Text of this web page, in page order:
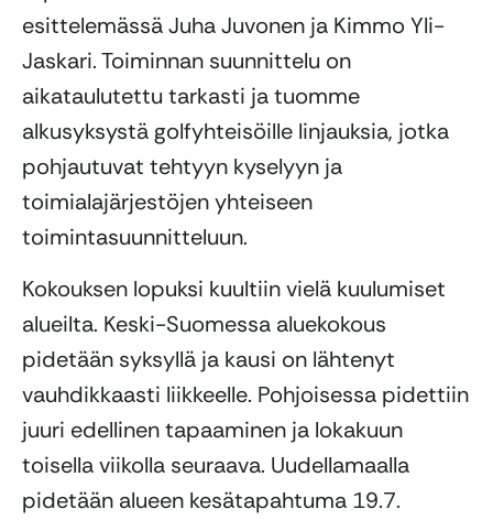
esittelemässä Juha Juvonen ja Kimmo Yli-
Jaskari. Toiminnan suunnittelu on
aikataulutettu tarkasti ja tuomme
alkusyksystä golfyhteisöille linjauksia, jotka
pohjautuvat tehtyyn kyselyyn ja
toimialajärjestöjen yhteiseen
toimintasuunnitteluun.
Kokouksen lopuksi kuultiin vielä kuulumiset
alueilta. Keski-Suomessa aluekokous
pidetään syksyllä ja kausi on lähtenyt
vauhdikkaasti liikkeelle. Pohjoisessa pidettiin
juuri edellinen tapaaminen ja lokakuun
toisella viikolla seuraava. Uudellamaalla
pidetään alueen kesätapahtuma 19.7.